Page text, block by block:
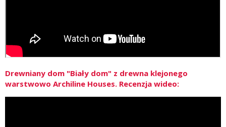
Drewniany dom "Biały dom" z drewna klejonego
warstwowo Archiline Houses. Recenzja wideo: